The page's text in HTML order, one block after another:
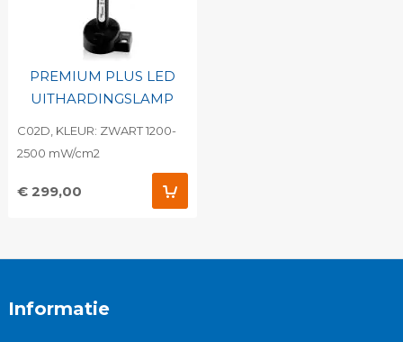
PREMIUM PLUS LED
UITHARDINGSLAMP
C02D, KLEUR: ZWART 1200-
2500 mW/cm2
€ 299,00
Informatie